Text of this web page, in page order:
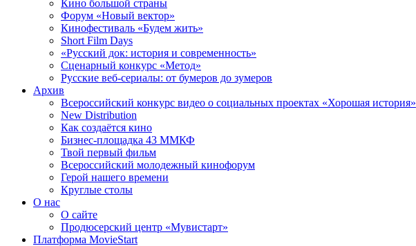
Кино большой страны
Форум «Новый вектор»
Кинофестиваль «Будем жить»
Short Film Days
«Русский док: история и современность»
Сценарный конкурс «Метод»
Русские веб-сериалы: от бумеров до зумеров
Архив
Всероссийский конкурс видео о социальных проектах «Хорошая история»
New Distribution
Как создаётся кино
Бизнес-площадка 43 ММКФ
Твой первый фильм
Всероссийский молодежный кинофорум
Герой нашего времени
Круглые столы
О нас
О сайте
Продюсерский центр «Мувистарт»
Платформа MovieStart